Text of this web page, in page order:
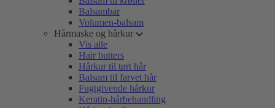
Balsambar
Volumen-balsam
Hårmaske og hårkur
Vis alle
Hair butters
Hårkur til tørt hår
Balsam til farvet hår
Fugtgivende hårkur
Keratin-hårbehandling